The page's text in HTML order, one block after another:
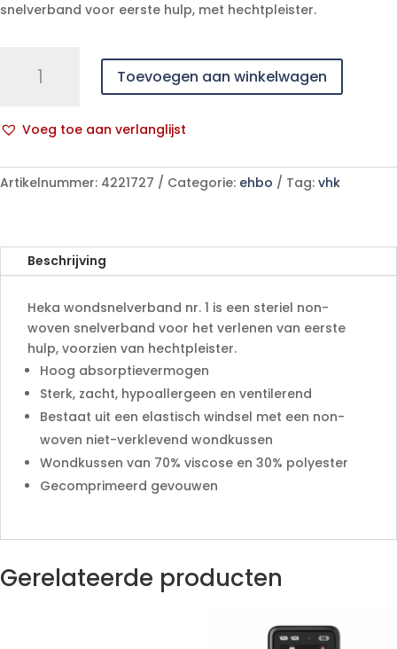
snelverband voor eerste hulp, met hechtpleister.
wondsnelverband
-
x
aantal
Toevoegen aan winkelwagen
Voeg toe aan verlanglijst
l
t
n
a
Artikelnummer: 4221727 Categorie: ehbo Tag: vhk
Beschrijving
Heka wondsnelverband nr. 1 is een steriel non-
woven snelverband voor het verlenen van eerste
hulp, voorzien van hechtpleister.
Hoog absorptievermogen
Sterk, zacht, hypoallergeen en ventilerend
Bestaat uit een elastisch windsel met een non-
woven niet-verklevend wondkussen
Wondkussen van 70% viscose en 30% polyester
Gecomprimeerd gevouwen
Gerelateerde producten